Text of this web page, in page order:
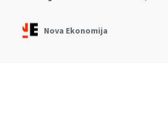
Nova Ekonomija